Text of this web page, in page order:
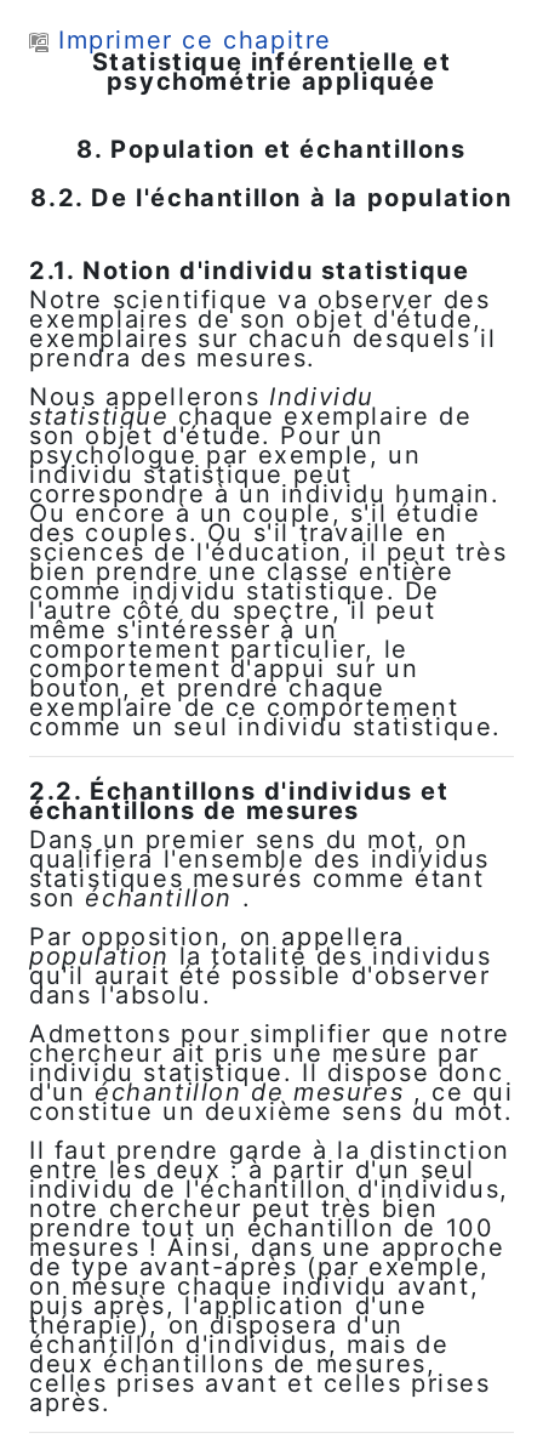
Imprimer ce chapitre
Statistique inférentielle et
psychométrie appliquée
8. Population et échantillons
8.2. De l'échantillon à la population
2.1. Notion d'individu statistique
Notre scientifique va observer des
exemplaires de son objet d'étude,
exemplaires sur chacun desquels il
prendra des mesures.
Nous appellerons Individu
statistique chaque exemplaire de
son objet d'étude. Pour un
psychologue par exemple, un
individu statistique peut
correspondre à un individu humain.
Ou encore à un couple, s'il étudie
des couples. Ou s'il travaille en
sciences de l'éducation, il peut très
bien prendre une classe entière
comme individu statistique. De
l'autre côté du spectre, il peut
même s'intéresser à un
comportement particulier, le
comportement d'appui sur un
bouton, et prendre chaque
exemplaire de ce comportement
comme un seul individu statistique.
2.2. Échantillons d'individus et
échantillons de mesures
Dans un premier sens du mot, on
qualifiera l'ensemble des individus
statistiques mesurés comme étant
son échantillon .
Par opposition, on appellera
populationla totalité des individus
qu'il aurait été possible d'observer
dans l'absolu.
Admettons pour simplifier que notre
chercheur ait pris une mesure par
individu statistique. Il dispose donc
d'un échantillon de mesures, ce qui
constitue un deuxième sens du mot.
Il faut prendre garde à la distinction
entre les deux : à partir d'un seul
individu de l'échantillon d'individus,
notre chercheur peut très bien
prendre tout un échantillon de 100
mesures ! Ainsi, dans une approche
de type avant-après (par exemple,
on mesure chaque individu avant,
puis après, l'application d'une
thérapie), on disposera d'un
échantillon d'individus, mais de
deux échantillons de mesures,
celles prises avant et celles prises
après.